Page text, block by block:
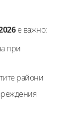
е важно:
при
райони